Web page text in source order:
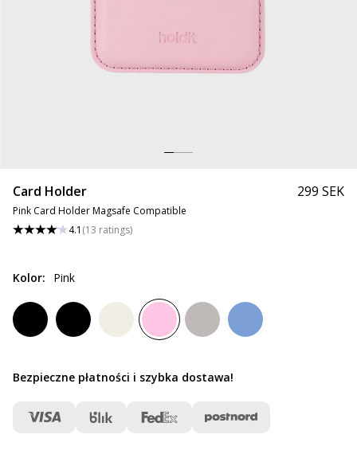
Card Holder
Pink Card Holder Magsafe Compatible
4.1 (13 ratings)
299 SEK
Kolor: Pink
Bezpieczne płatności i szybka dostawa!